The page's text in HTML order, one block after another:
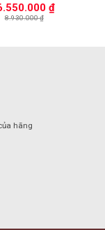
₫
8.930.000₫
hãng